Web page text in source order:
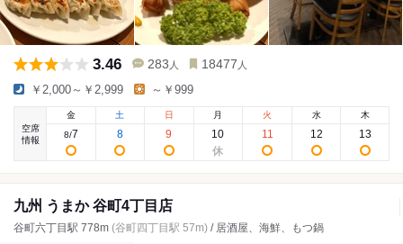
3.46 283 人 18477 人
￥2,000～￥2,999 ～￥999
空席
情報
金
8/7
土
8
日
9
月
10
火
11
水
12
木
13
九州 うまか 谷町4丁目店
谷町六丁目駅 778m (谷町四丁目駅 57m) / 居酒屋、海鮮、もつ鍋